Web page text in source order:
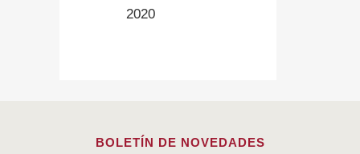
2020
BOLETÍN DE NOVEDADES